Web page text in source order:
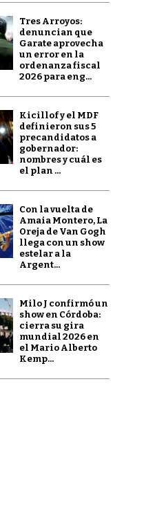
Tres Arroyos:
denuncian que
Garate aprovecha
un error en la
ordenanza fiscal
2026 para eng...
Kicillof y el MDF
definieron sus 5
precandidatos a
gobernador:
nombres y cuál es
el plan ...
Con la vuelta de
Amaia Montero, La
Oreja de Van Gogh
llega con un show
estelar a la
Argent...
Milo J confirmó un
show en Córdoba:
cierra su gira
mundial 2026 en
el Mario Alberto
Kemp...